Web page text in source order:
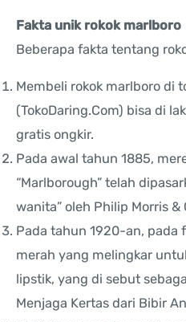
Fakta unik rokok marlboro
Beberapa fakta tentang
Membeli rokok marlboro di
(TokoDaring.Com) bisa di
gratis ongkir.
Pada awal tahun 1885,
“Marlborough” telah
wanita” oleh Philip Morris &
Pada tahun 1920-an, pada
merah yang melingkar
lipstik, yang di sebut
Menjaga Kertas dari Bibir